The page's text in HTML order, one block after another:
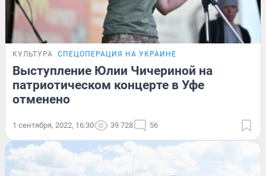
КУЛЬТУРА СПЕЦОПЕРАЦИЯ НА УКРАИНЕ
Выступление Юлии Чичериной на
патриотическом концерте в Уфе
отменено
1 сентября, 2022, 16:30 39 728 56